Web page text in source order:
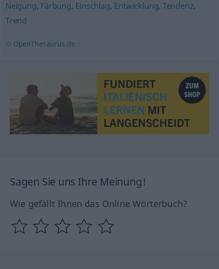
Neigung, Färbung, Einschlag, Entwicklung, Tendenz,
Trend
© OpenThesaurus.de
Sagen Sie uns Ihre Meinung!
Wie gefällt Ihnen das Online Wörterbuch?